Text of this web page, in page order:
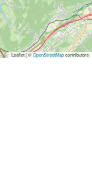
Leaflet | ©OpenStreetMapcontributors